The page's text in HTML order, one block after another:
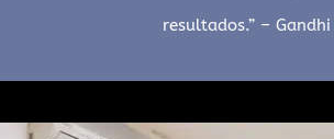
resultados.” – Gandhi